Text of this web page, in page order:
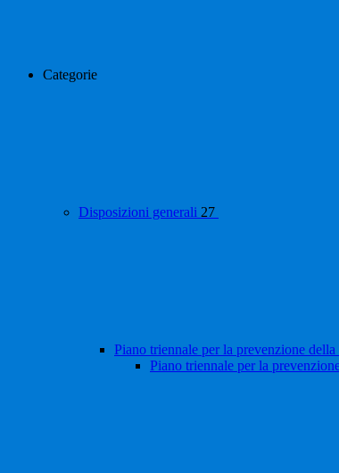
Categorie
Disposizioni generali 27
Piano triennale per la prevenzione
Piano triennale per la